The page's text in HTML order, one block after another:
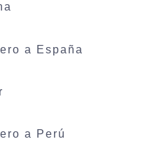
a España
a Perú